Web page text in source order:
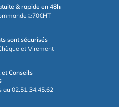
& rapide en 48h
≥70€HT
sont sécurisés
et Virement
Conseils
au 02.51.34.45.62